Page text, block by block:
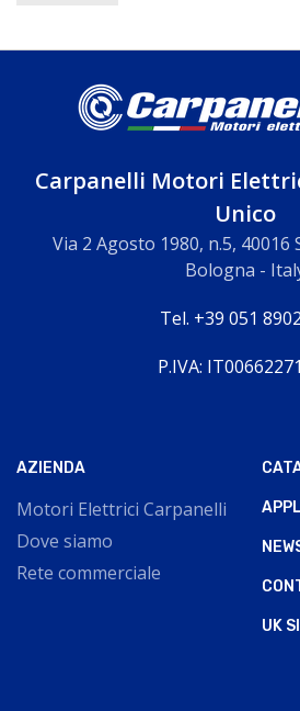
Carpanelli Motori
Unico
Via 2 Agosto 1980, n.5, 40016
Bologna -
Tel. +39 051
P.IVA:
AZIENDA
Motori Elettrici Carpanelli
Dove siamo
Rete commerciale
UK